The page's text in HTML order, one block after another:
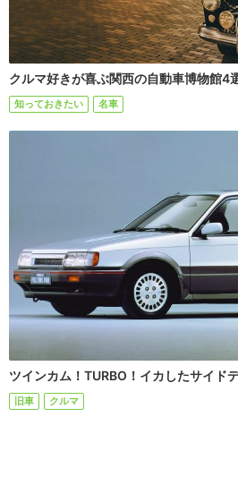
クルマ好きが喜ぶ関西の自動車博物館4
知っておきたい 名車
ツインカム！TURBO！イカしたサイド
旧車 クルマ